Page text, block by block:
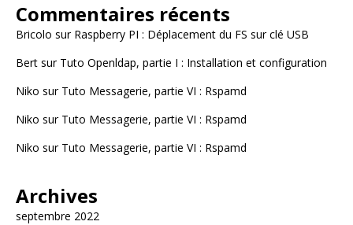
Commentaires récents
Bricolo sur Raspberry PI : Déplacement du FS sur clé USB
Bert sur Tuto Openldap, partie I : Installation et configuration
Niko sur Tuto Messagerie, partie VI : Rspamd
Niko sur Tuto Messagerie, partie VI : Rspamd
Niko sur Tuto Messagerie, partie VI : Rspamd
Archives
septembre 2022